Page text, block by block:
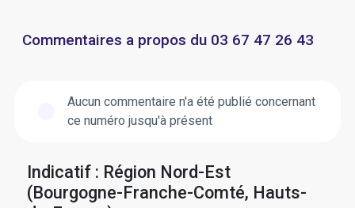
Commentaires a propos du 03 67 47 26 43
Aucun commentaire n'a été publié concernant
ce numéro jusqu'à présent
Indicatif : Région Nord-Est
(Bourgogne-Franche-Comté, Hauts-